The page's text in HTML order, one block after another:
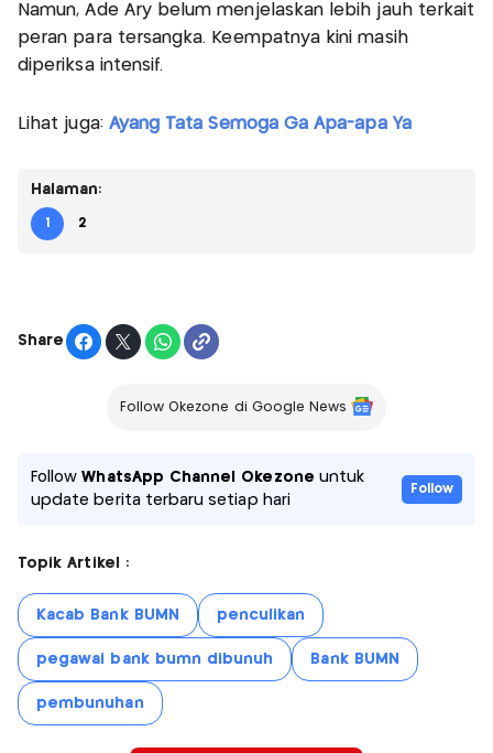
Namun, Ade Ary belum menjelaskan lebih jauh terkait
peran para tersangka. Keempatnya kini masih
diperiksa intensif.
Lihat juga: Ayang Tata Semoga Ga Apa-apa Ya
Halaman:
1 2
Share
Follow Okezone di Google News
FollowWhatsApp Channel Okezone untuk
update berita terbaru setiap hari
Follow
Topik Artikel :
Kacab Bank BUMN penculikan
pegawai bank bumn dibunuh Bank BUMN
pembunuhan